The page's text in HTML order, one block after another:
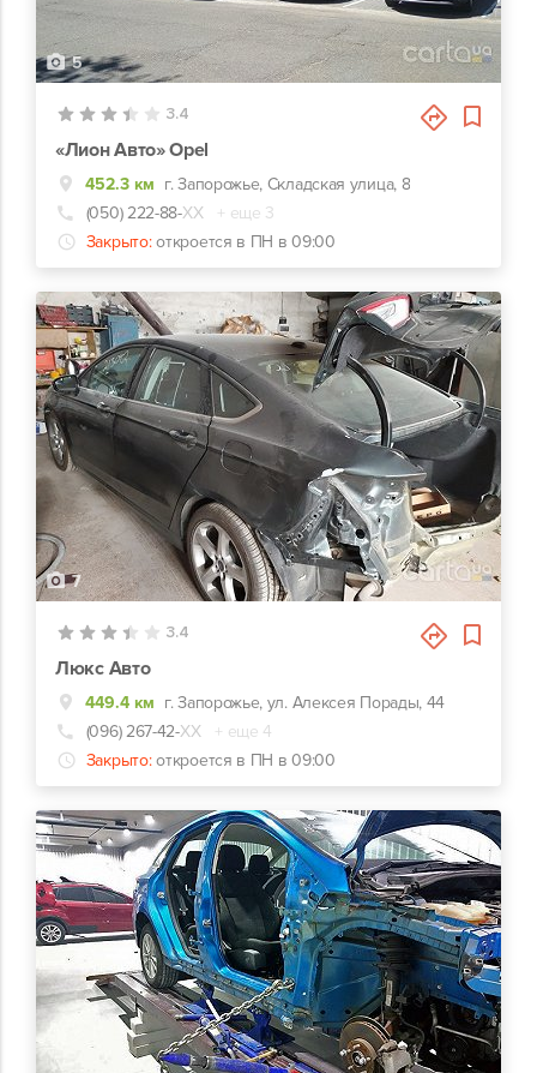
5
3.4
«Лион Авто» Opel
452.3 км г. Запорожье, Складская улица, 8
(050) 222-88-ХХ
+ еще 3
Закрыто: откроется в ПН в 09:00
7
3.4
Люкс Авто
449.4 км г. Запорожье, ул. Алексея Порады, 44
(096) 267-42-ХХ
+ еще 4
Закрыто: откроется в ПН в 09:00